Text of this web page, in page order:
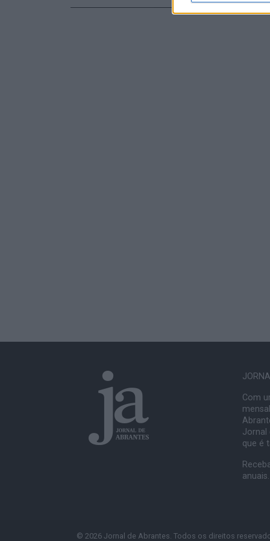
Com
Jornal
que é
anuais.
© 2026 Jornal de Abrantes. Todos os direitos